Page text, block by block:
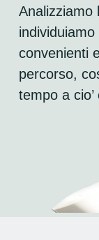
Analizziamo
individuiamo
convenienti
percorso,
tempo a